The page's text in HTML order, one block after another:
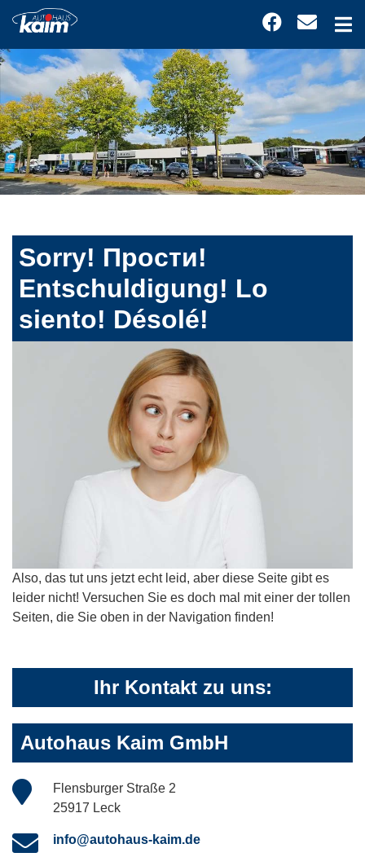
Sorry! Прости!
Entschuldigung! Lo
siento! Désolé!
Also, das tut uns jetzt echt leid, aber diese Seite gibt es
leider nicht! Versuchen Sie es doch mal mit einer der tollen
Seiten, die Sie oben in der Navigation finden!
Ihr Kontakt zu uns:
Autohaus Kaim GmbH
Flensburger Straße 2
25917 Leck
info@autohaus-kaim.de